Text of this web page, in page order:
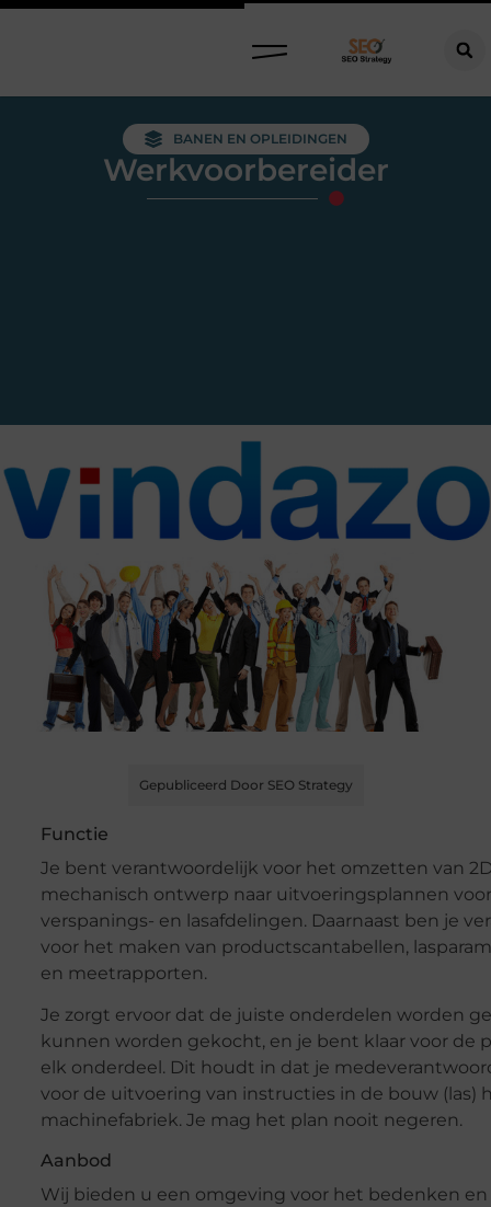
BANEN EN OPLEIDINGEN
Werkvoorbereider
Gepubliceerd Door SEO Strategy
Functie
Je bent verantwoordelijk voor het omzetten van
mechanisch ontwerp naar uitvoeringsplannen
verspanings- en lasafdelingen. Daarnaast ben je
voor het maken van productscantabellen,
en meetrapporten.
Je zorgt ervoor dat de juiste onderdelen worden
kunnen worden gekocht, en je bent klaar voor de
elk onderdeel. Dit houdt in dat je
voor de uitvoering van instructies in de bouw (las)
machinefabriek. Je mag het plan nooit negeren.
Aanbod
Wij bieden u een omgeving voor het bedenken en